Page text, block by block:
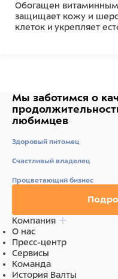
Обогащен
защищает кожу и
клеток и укрепляет
смыть водой. При
Для удобства
водой 1:3. Для
вишня".
Средство прошло
Состав
вода, натрия лаурет
кокамидопропил
гидролизованный
Мы заботимся о
любимцев
Здоровый питомец
Счастливый владелец
Процветающий бизнес
Компания
О нас
Пресс-центр
Сервисы
Команда
История Валты